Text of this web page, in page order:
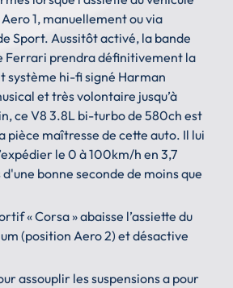
Aero 1, manuellement ou via
Sport. Aussitôt activé, la bande
Ferrari prendra définitivement la
système hi-fi signé Harman
et très volontaire jusqu’à
ce V8 3.8L bi-turbo de 580ch est
pièce maîtresse de cette auto. Il lui
le 0 à 100km/h en 3,7
bonne seconde de moins que
« Corsa » abaisse l’assiette du
(position Aero 2) et désactive
assouplir les suspensions a pour